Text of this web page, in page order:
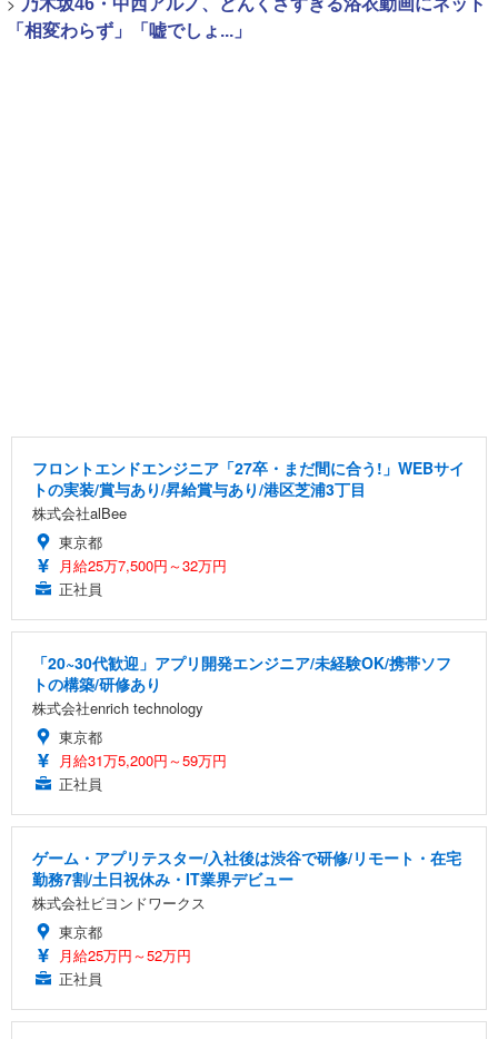
「相変わらず」「嘘でしょ...」
フロントエンドエンジニア「27卒・まだ間に合う!」WEBサイ
トの実装/賞与あり/昇給賞与あり/港区芝浦3丁目
株式会社alBee
東京都
月給25万7,500円～32万円
正社員
「20~30代歓迎」アプリ開発エンジニア/未経験OK/携帯ソフ
トの構築/研修あり
株式会社enrich technology
東京都
月給31万5,200円～59万円
正社員
ゲーム・アプリテスター/入社後は渋谷で研修/リモート・在宅
勤務7割/土日祝休み・IT業界デビュー
株式会社ビヨンドワークス
東京都
月給25万円～52万円
正社員